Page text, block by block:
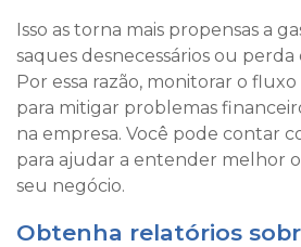
Isso as torna mais propensas a
saques desnecessários ou
Por essa razão, monitorar o fluxo
para mitigar problemas
na empresa. Você pode contar
para ajudar a entender melhor
seu negócio.
Obtenha relatórios